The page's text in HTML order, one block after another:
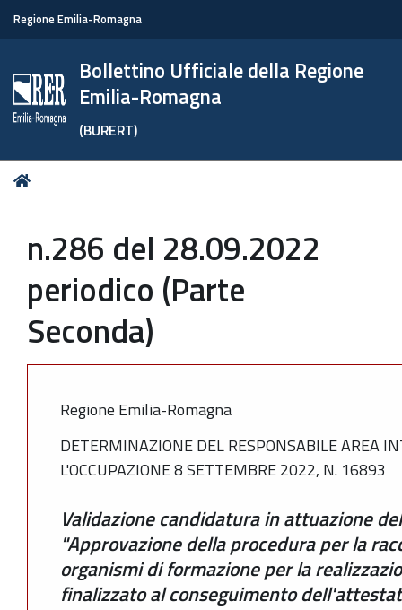
Regione Emilia-Romagna
Bollettino Ufficiale della Regione
Emilia-Romagna
(BURERT)
Tu
n.286 del 28.09.2022
periodico (Parte
Seconda)
Regione Emilia-Romagna
DETERMINAZIONE DEL RESPONSABILE AREA
L'OCCUPAZIONE 8 SETTEMBRE 2022, N. 16893
Validazione candidatura in attuazione
"Approvazione della procedura per la
organismi di formazione per la
finalizzato al conseguimento